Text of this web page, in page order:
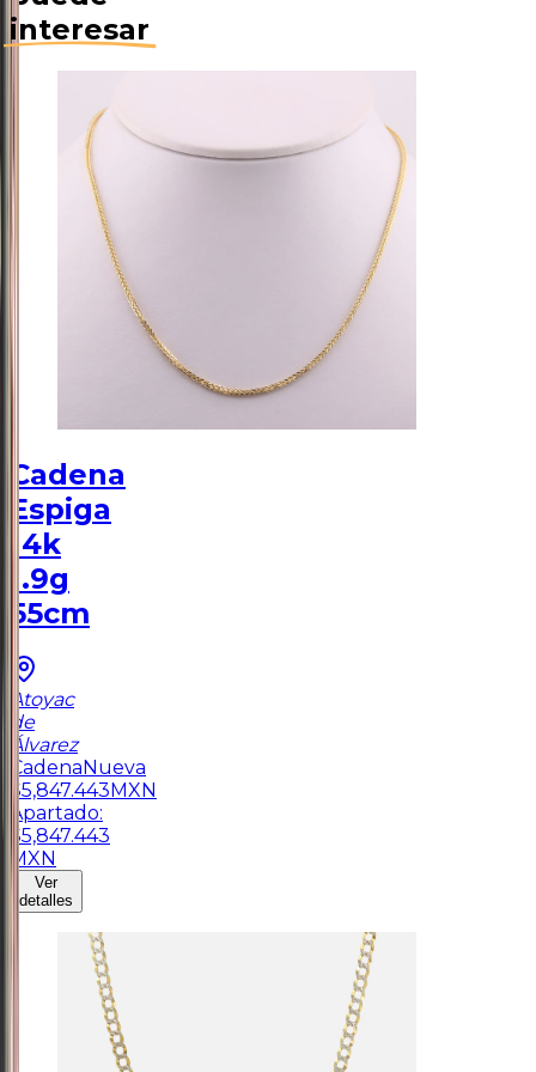
interesar
Cadena
Espiga
14k
1.9g
55cm
Atoyac
de
Álvarez
Cadena Nueva
$5,847.443 MXN
Apartado:
$5,847.443
MXN
Ver
detalles